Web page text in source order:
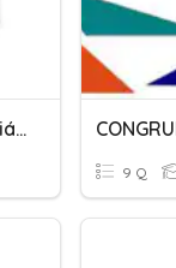
Congruencia De Triángulos
9 Q